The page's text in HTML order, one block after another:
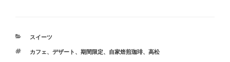
カ
ゴ
スイーツ
タ
カフェ、 デザート 、 期間限定、 自家焙煎珈琲、 高松